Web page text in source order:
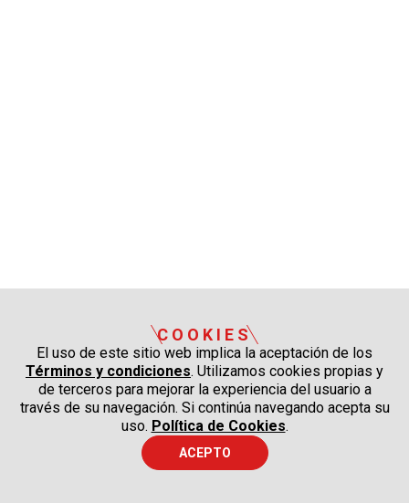
COOKIES
El uso de este sitio web implica la aceptación de los
Términos y condiciones. Utilizamos cookies propias y
de terceros para mejorar la experiencia del usuario a
través de su navegación. Si continúa navegando acepta su
uso. Política de Cookies.
ACEPTO